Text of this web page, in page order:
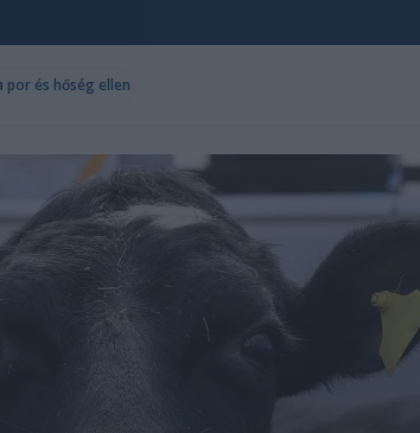
és hőség ellen